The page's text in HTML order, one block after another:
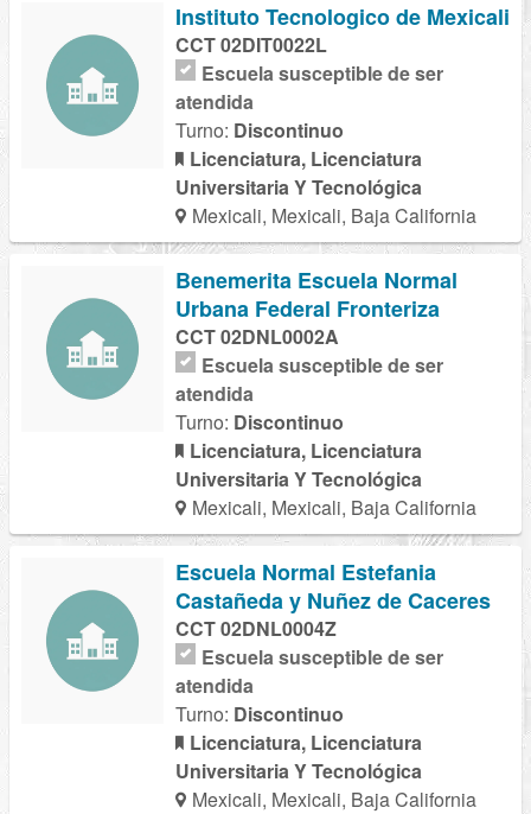
Instituto Tecnologico de Mexicali
CCT 02DIT0022L
Escuela susceptible de ser
atendida
Turno: Discontinuo
Licenciatura, Licenciatura
Universitaria Y Tecnológica
Mexicali, Mexicali, Baja California
Benemerita Escuela Normal
Urbana Federal Fronteriza
CCT 02DNL0002A
Escuela susceptible de ser
atendida
Turno: Discontinuo
Licenciatura, Licenciatura
Universitaria Y Tecnológica
Mexicali, Mexicali, Baja California
Escuela Normal Estefania
Castañeda y Nuñez de Caceres
CCT 02DNL0004Z
Escuela susceptible de ser
atendida
Turno: Discontinuo
Licenciatura, Licenciatura
Universitaria Y Tecnológica
Mexicali, Mexicali, Baja California